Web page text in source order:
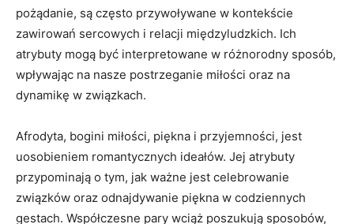
pożądanie, są często przywoływane w kontekście
zawirowań sercowych i relacji międzyludzkich. Ich
atrybuty mogą być interpretowane w różnorodny sposób,
wpływając na nasze postrzeganie miłości oraz na
dynamikę w związkach.
Afrodyta, bogini miłości, piękna i przyjemności, jest
uosobieniem romantycznych ideałów. Jej atrybuty
przypominają o tym, jak ważne jest celebrowanie
związków oraz odnajdywanie piękna w codziennych
gestach. Współczesne pary wciąż poszukują sposobów,